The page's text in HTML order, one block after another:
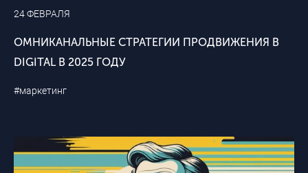
24 ФЕВРАЛЯ
ОМНИКАНАЛЬНЫЕ СТРАТЕГИИ ПРОДВИЖЕНИЯ В
DIGITAL В 2025 ГОДУ
#маркетинг